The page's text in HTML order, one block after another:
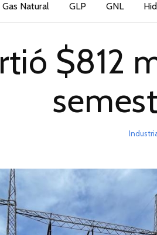
Gas Natural GLP GNL
$812